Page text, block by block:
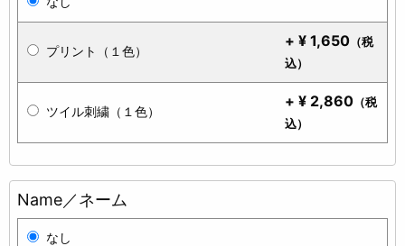
プリント（１色）
+ ¥ 1,650 （税
込）
ツイル刺繍（１色）
+ ¥ 2,860 （税
込）
Name／ネーム
なし